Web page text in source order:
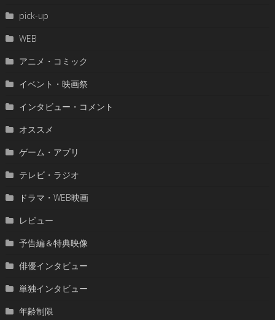
pick-up
WEB
アニメ・コミック
イベント・映画祭
インタビュー・コメント
オススメ
ゲーム・アプリ
テレビ・ラジオ
ドラマ・WEB映画
レビュー
予告編＆特典映像
俳優インタビュー
単独インタビュー
年齢制限